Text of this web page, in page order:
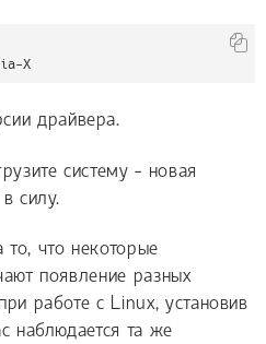
X
драйвера.
систему - новая
силу.
что некоторые
появление разных
работе с Linux, установив
наблюдается та же